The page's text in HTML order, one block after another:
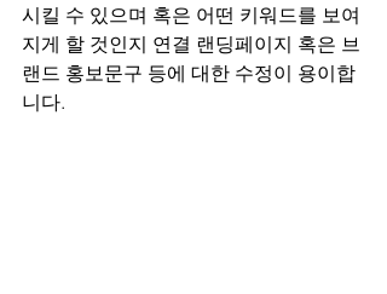
시킬 수 있으며 혹은 어떤 키워드를 보여
지게 할 것인지 연결 랜딩페이지 혹은 브
랜드 홍보문구 등에 대한 수정이 용이합
니다.